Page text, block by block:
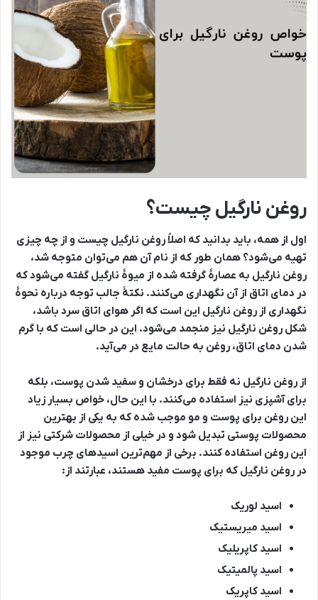
روغن نارگیل چیست؟
اول از همه، باید بدانید که اصلاً روغن نارگیل چیست و از چه چیزی
تهیه می‌شود؟ همان طور که از نام آن هم می‌توان متوجه شد،
روغن نارگیل به عصارۀ گرفته شده از میوۀ نارگیل گفته می‌شود که
در دمای اتاق از آن نگهداری می‌کنند. نکتۀ جالب توجه درباره نحوۀ
نگهداری از روغن نارگیل این است که اگر هوای اتاق سرد باشد،
شکل روغن نارگیل نیز منجمد می‌شود. این در حالی است که با گرم
شدن دمای اتاق، روغن به حالت مایع در می‌آید.
از روغن نارگیل نه فقط برای درخشان و سفید شدن پوست، بلکه
برای آشپزی نیز استفاده می‌کنند. با این حال، خواص بسیار زیاد
این روغن برای پوست و مو موجب شده که به یکی از بهترین
محصولات پوستی تبدیل شود و در خیلی از محصولات شرکتی نیز از
این روغن استفاده کنند. برخی از مهم‌ترین اسیدهای چرب موجود
در روغن نارگیل که برای پوست مفید هستند، عبارتند از:
اسید لوریک
اسید میریستیک
اسید کاپریلیک
اسید پالمیتیک
اسید کاپریک